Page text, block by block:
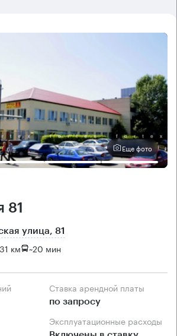
Еще фото
81
улица, 81
км ~20 мин
Ставка арендной платы
по запросу
Эксплуатационные расходы